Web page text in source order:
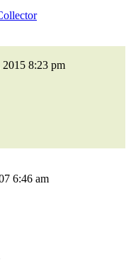
2015 8:23 pm
6:46 am